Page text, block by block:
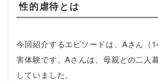
性的虐待とは
今回紹介するエピソードは、Aさん（
害体験です。Aさんは、母親との二人
していました。